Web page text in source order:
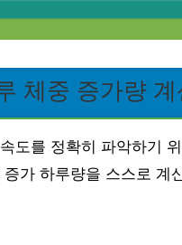
체중 증가량
도를 정확히 파악하기
가 하루량을 스스로 계